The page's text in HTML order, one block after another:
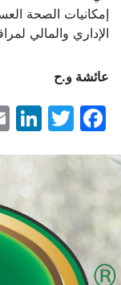
إمكانيات الصحة
الإداري والمالي
عائشة و.ح